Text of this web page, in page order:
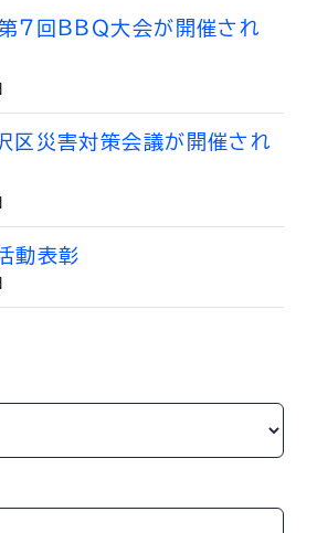
７回ＢＢＱ大会が開催され
区災害対策会議が開催され
動表彰